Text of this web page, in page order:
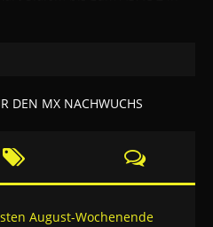
August-Wochenende